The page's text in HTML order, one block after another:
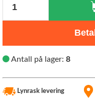
Antall på lager: 8
Lynrask levering